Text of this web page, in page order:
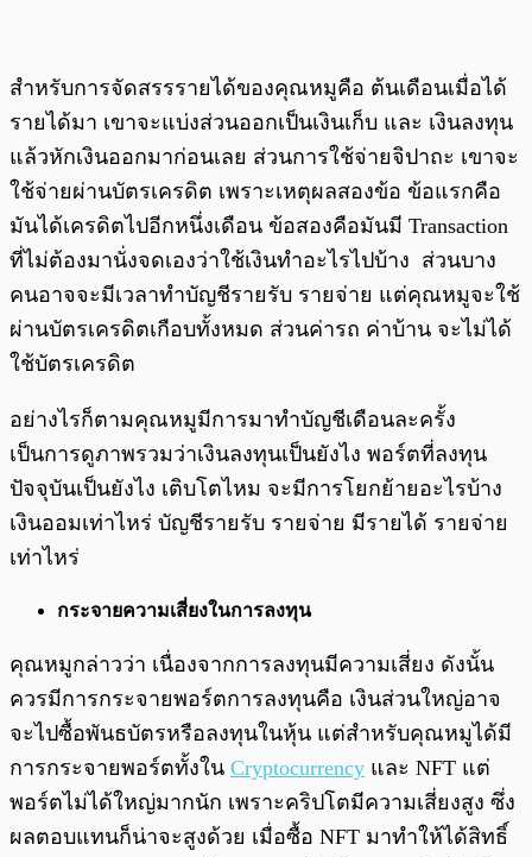
สำหรับการจัดสรรรายได้ของคุณหมูคือ ต้นเดือนเมื่อได้
รายได้มา เขาจะแบ่งส่วนออกเป็นเงินเก็บ และ เงินลงทุน
แล้วหักเงินออกมาก่อนเลย ส่วนการใช้จ่ายจิปาถะ เขาจะ
ใช้จ่ายผ่านบัตรเครดิต เพราะเหตุผลสองข้อ ข้อแรกคือ
มันได้เครดิตไปอีกหนึ่งเดือน ข้อสองคือมันมี Transaction
ที่ไม่ต้องมานั่งจดเองว่าใช้เงินทำอะไรไปบ้าง ส่วนบาง
คนอาจจะมีเวลาทำบัญชีรายรับ รายจ่าย แต่คุณหมูจะใช้
ผ่านบัตรเครดิตเกือบทั้งหมด ส่วนค่ารถ ค่าบ้าน จะไม่ได้
ใช้บัตรเครดิต
อย่างไรก็ตามคุณหมูมีการมาทำบัญชีเดือนละครั้ง
เป็นการดูภาพรวมว่าเงินลงทุนเป็นยังไง พอร์ตที่ลงทุน
ปัจจุบันเป็นยังไง เติบโตไหม จะมีการโยกย้ายอะไรบ้าง
เงินออมเท่าไหร่ บัญชีรายรับ รายจ่าย มีรายได้ รายจ่าย
เท่าไหร่
กระจายความเสี่ยงในการลงทุน
คุณหมูกล่าวว่า เนื่องจากการลงทุนมีความเสี่ยง ดังนั้น
ควรมีการกระจายพอร์ตการลงทุนคือ เงินส่วนใหญ่อาจ
จะไปซื้อพันธบัตรหรือลงทุนในหุ้น แต่สำหรับคุณหมูได้มี
การกระจายพอร์ตทั้งใน Cryptocurrency และ NFT แต่
พอร์ตไม่ได้ใหญ่มากนัก เพราะคริปโตมีความเสี่ยงสูง ซึ่ง
ผลตอบแทนก็น่าจะสูงด้วย เมื่อซื้อ NFT มาทำให้ได้สิทธิ์